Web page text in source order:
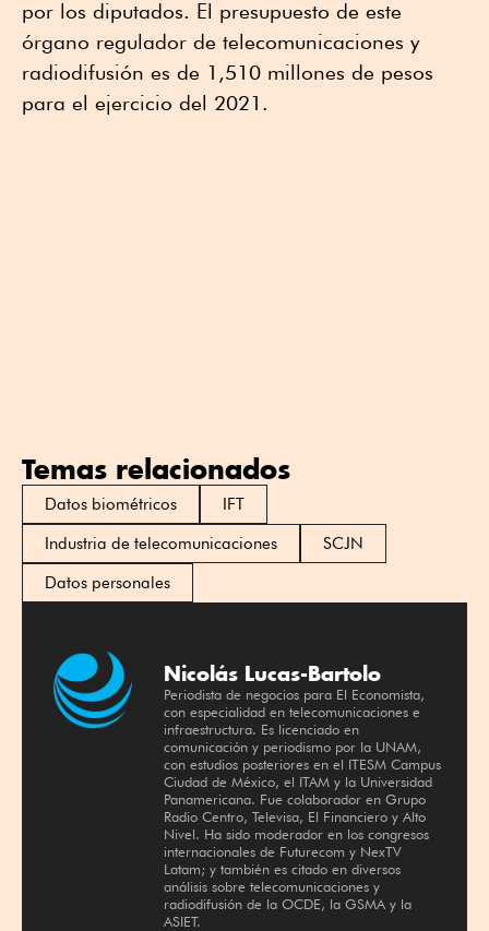
por los diputados. El presupuesto de este
órgano regulador de telecomunicaciones y
radiodifusión es de 1,510 millones de pesos
para el ejercicio del 2021.
Temas relacionados
Datos biométricos
IFT
Industria de telecomunicaciones
SCJN
Datos personales
Nicolás Lucas-Bartolo
Periodista de negocios para El Economista,
con especialidad en telecomunicaciones e
infraestructura. Es licenciado en
comunicación y periodismo por la UNAM,
con estudios posteriores en el ITESM Campus
Ciudad de México, el ITAM y la Universidad
Panamericana. Fue colaborador en Grupo
Radio Centro, Televisa, El Financiero y Alto
Nivel. Ha sido moderador en los congresos
internacionales de Futurecom y NexTV
Latam; y también es citado en diversos
análisis sobre telecomunicaciones y
radiodifusión de la OCDE, la GSMA y la
ASIET.